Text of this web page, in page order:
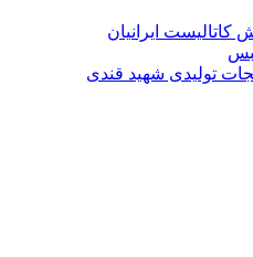
ایرانیان
تولیدی شهید قندی